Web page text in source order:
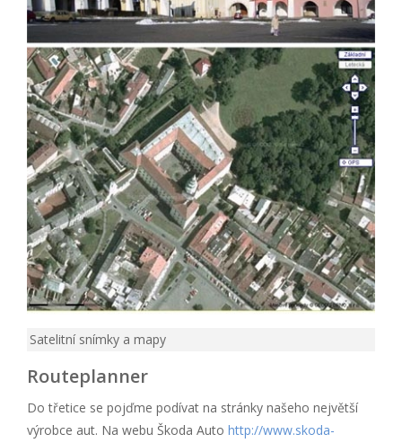
Satelitní snímky a mapy
Routeplanner
Do třetice se pojďme podívat na stránky našeho největší
výrobce aut. Na webu Škoda Auto http://www.skoda-